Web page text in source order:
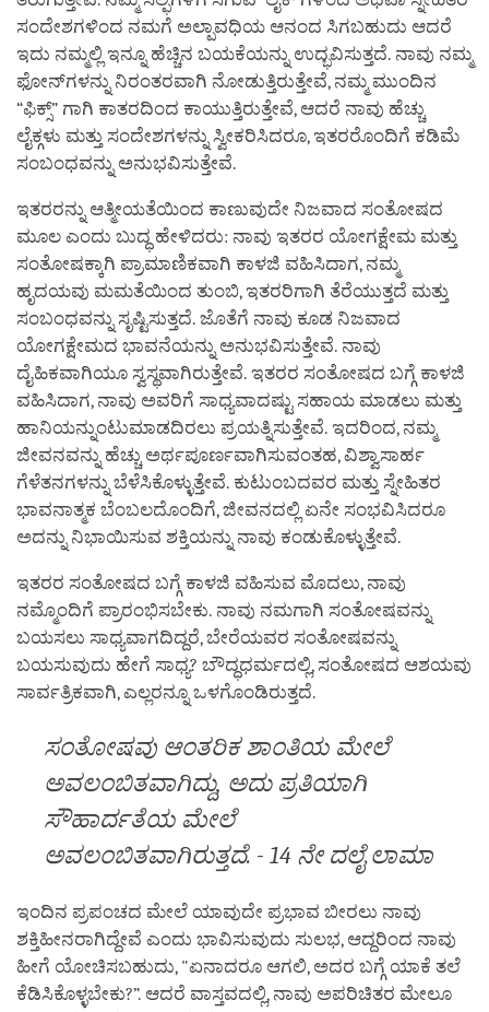
ಸಂದೇಶಗಳಿಂದ ನಮಗೆ ಅಲ್ಪಾವಧಿಯ ಆನಂದ ಸಿಗಬಹುದು ಆದರೆ
ಇದು ನಮ್ಮಲ್ಲಿ ಇನ್ನೂ ಹೆಚ್ಚಿನ ಬಯಕೆಯನ್ನು ಉದ್ಭವಿಸುತ್ತದೆ. ನಾವು ನಮ್ಮ
ಫೋನ್‌ಗಳನ್ನು ನಿರಂತರವಾಗಿ ನೋಡುತ್ತಿರುತ್ತೇವೆ, ನಮ್ಮ ಮುಂದಿನ
“ಫಿಕ್ಸ್” ಗಾಗಿ ಕಾತರದಿಂದ ಕಾಯುತ್ತಿರುತ್ತೇವೆ, ಆದರೆ ನಾವು ಹೆಚ್ಚು
ಲೈಕ್ಗಳು ಮತ್ತು ಸಂದೇಶಗಳನ್ನು ಸ್ವೀಕರಿಸಿದರೂ, ಇತರರೊಂದಿಗೆ ಕಡಿಮೆ
ಸಂಬಂಧವನ್ನು ಅನುಭವಿಸುತ್ತೇವೆ.
ಇತರರನ್ನು ಆತ್ಮೀಯತೆಯಿಂದ ಕಾಣುವುದೇ ನಿಜವಾದ ಸಂತೋಷದ
ಮೂಲ ಎಂದು ಬುದ್ಧ ಹೇಳಿದರು: ನಾವು ಇತರರ ಯೋಗಕ್ಷೇಮ ಮತ್ತು
ಸಂತೋಷಕ್ಕಾಗಿ ಪ್ರಾಮಾಣಿಕವಾಗಿ ಕಾಳಜಿ ವಹಿಸಿದಾಗ, ನಮ್ಮ
ಹೃದಯವು ಮಮತೆಯಿಂದ ತುಂಬಿ, ಇತರರಿಗಾಗಿ ತೆರೆಯುತ್ತದೆ ಮತ್ತು
ಸಂಬಂಧವನ್ನು ಸೃಷ್ಟಿಸುತ್ತದೆ. ಜೊತೆಗೆ ನಾವು ಕೂಡ ನಿಜವಾದ
ಯೋಗಕ್ಷೇಮದ ಭಾವನೆಯನ್ನು ಅನುಭವಿಸುತ್ತೇವೆ. ನಾವು
ದೈಹಿಕವಾಗಿಯೂ ಸ್ವಸ್ಥವಾಗಿರುತ್ತೇವೆ. ಇತರರ ಸಂತೋಷದ ಬಗ್ಗೆ ಕಾಳಜಿ
ವಹಿಸಿದಾಗ, ನಾವು ಅವರಿಗೆ ಸಾಧ್ಯವಾದಷ್ಟು ಸಹಾಯ ಮಾಡಲು ಮತ್ತು
ಹಾನಿಯನ್ನುಂಟುಮಾಡದಿರಲು ಪ್ರಯತ್ನಿಸುತ್ತೇವೆ. ಇದರಿಂದ, ನಮ್ಮ
ಜೀವನವನ್ನು ಹೆಚ್ಚು ಅರ್ಥಪೂರ್ಣವಾಗಿಸುವಂತಹ, ವಿಶ್ವಾಸಾರ್ಹ
ಗೆಳೆತನಗಳನ್ನು ಬೆಳೆಸಿಕೊಳ್ಳುತ್ತೇವೆ. ಕುಟುಂಬದವರ ಮತ್ತು ಸ್ನೇಹಿತರ
ಭಾವನಾತ್ಮಕ ಬೆಂಬಲದೊಂದಿಗೆ, ಜೀವನದಲ್ಲಿ ಏನೇ ಸಂಭವಿಸಿದರೂ
ಅದನ್ನು ನಿಭಾಯಿಸುವ ಶಕ್ತಿಯನ್ನು ನಾವು ಕಂಡುಕೊಳ್ಳುತ್ತೇವೆ.
ಇತರರ ಸಂತೋಷದ ಬಗ್ಗೆ ಕಾಳಜಿ ವಹಿಸುವ ಮೊದಲು, ನಾವು
ನಮ್ಮೊಂದಿಗೆ ಪ್ರಾರಂಭಿಸಬೇಕು. ನಾವು ನಮಗಾಗಿ ಸಂತೋಷವನ್ನು
ಬಯಸಲು ಸಾಧ್ಯವಾಗದಿದ್ದರೆ, ಬೇರೆಯವರ ಸಂತೋಷವನ್ನು
ಬಯಸುವುದು ಹೇಗೆ ಸಾಧ್ಯ? ಬೌದ್ಧಧರ್ಮದಲ್ಲಿ, ಸಂತೋಷದ ಆಶಯವು
ಸಾರ್ವತ್ರಿಕವಾಗಿ, ಎಲ್ಲರನ್ನೂ ಒಳಗೊಂಡಿರುತ್ತದೆ.
ಸಂತೋಷವು ಆಂತರಿಕ ಶಾಂತಿಯ ಮೇಲೆ
ಅವಲಂಬಿತವಾಗಿದ್ದು, ಅದು ಪ್ರತಿಯಾಗಿ
ಸೌಹಾರ್ದತೆಯ ಮೇಲೆ
ಅವಲಂಬಿತವಾಗಿರುತ್ತದೆ. - 14 ನೇ ದಲೈ ಲಾಮಾ
ಇಂದಿನ ಪ್ರಪಂಚದ ಮೇಲೆ ಯಾವುದೇ ಪ್ರಭಾವ ಬೀರಲು ನಾವು
ಶಕ್ತಿಹೀನರಾಗಿದ್ದೇವೆ ಎಂದು ಭಾವಿಸುವುದು ಸುಲಭ, ಆದ್ದರಿಂದ ನಾವು
ಹೀಗೆ ಯೋಚಿಸಬಹುದು, "ಏನಾದರೂ ಆಗಲಿ, ಅದರ ಬಗ್ಗೆ ಯಾಕೆ ತಲೆ
ಕೆಡಿಸಿಕೊಳ್ಳಬೇಕು?”. ಆದರೆ ವಾಸ್ತವದಲ್ಲಿ, ನಾವು ಅಪರಿಚಿತರ ಮೇಲೂ